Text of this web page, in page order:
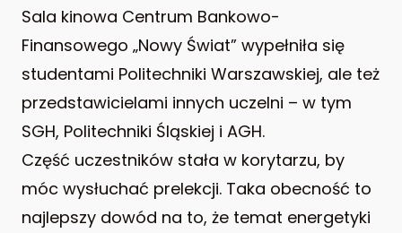
Sala kinowa Centrum Bankowo-
Finansowego „Nowy Świat” wypełniła się
studentami Politechniki Warszawskiej, ale też
przedstawicielami innych uczelni – w tym
SGH, Politechniki Śląskiej i AGH.
Część uczestników stała w korytarzu, by
móc wysłuchać prelekcji. Taka obecność to
najlepszy dowód na to, że temat energetyki